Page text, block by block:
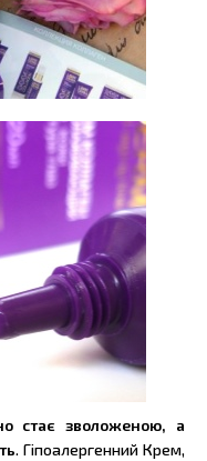
стає зволоженою, а
. Гіпоалергенний Крем,